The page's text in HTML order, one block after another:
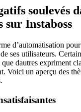
soulevés
sur Instaboss
d’automatisation
ses utilisateurs.
dautres expriment
Voici un aperçu des